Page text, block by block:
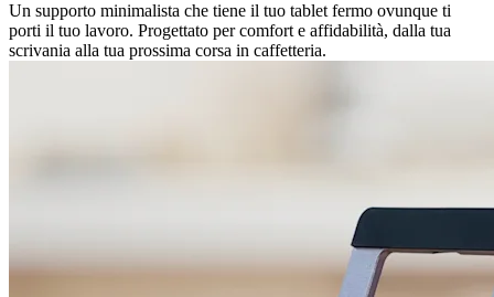
Un supporto minimalista che tiene il tuo tablet fermo ovunque ti
porti il tuo lavoro. Progettato per comfort e affidabilità, dalla tua
scrivania alla tua prossima corsa in caffetteria.